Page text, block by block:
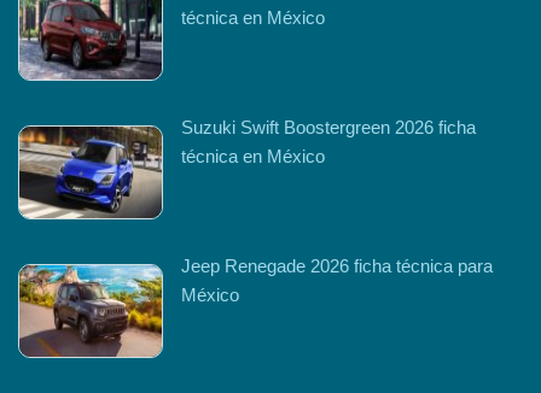
técnica en México
Suzuki Swift Boostergreen 2026 ficha
técnica en México
Jeep Renegade 2026 ficha técnica para
México